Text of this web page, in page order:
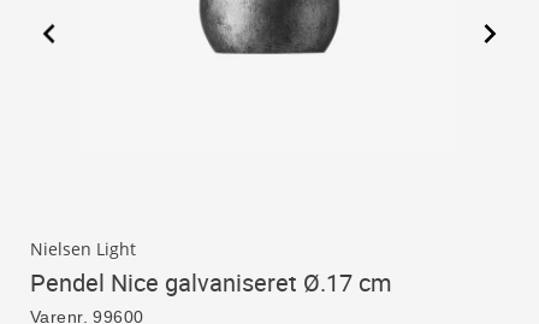
Nielsen Light
Pendel Nice galvaniseret Ø.17 cm
Varenr. 99600